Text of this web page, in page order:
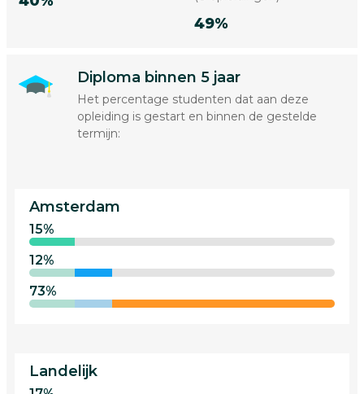
49%
Diploma binnen 5 jaar
Het percentage studenten dat aan deze
opleiding is gestart en binnen de gestelde
termijn:
Amsterdam
15%
12%
73%
Landelijk